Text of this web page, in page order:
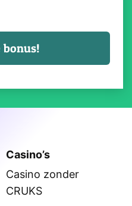
Casino’s
Casino zonder
CRUKS